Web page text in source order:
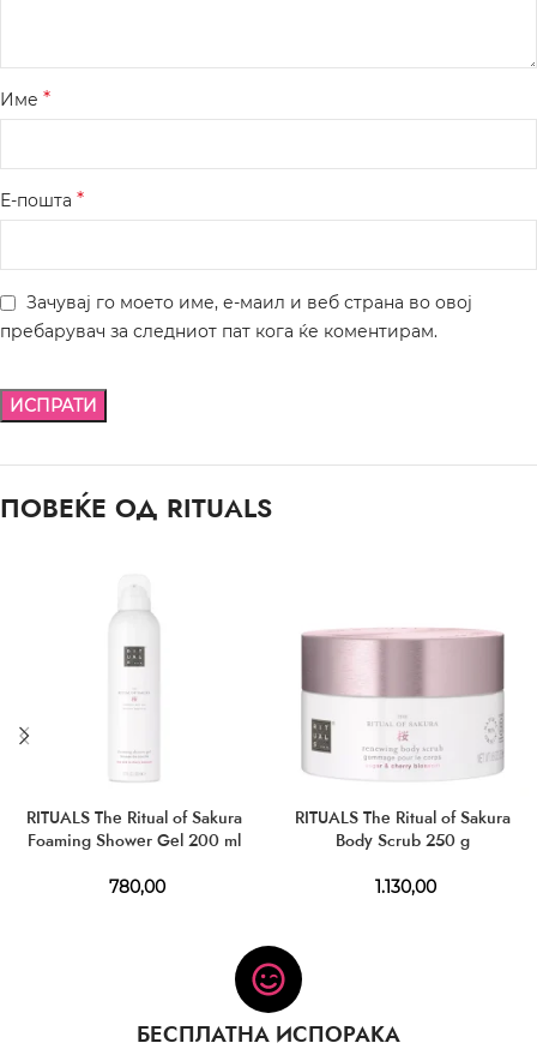
Име *
Е-пошта *
Зачувај го моето име, е-маил и веб страна во овој
пребарувач за следниот пат кога ќе коментирам.
ПОВЕЌЕ ОД RITUALS
RITUALS The Ritual of Sakura
Foaming Shower Gel 200 ml
780,00
RITUALS The Ritual of Sakura
Body Scrub 250 g
1.130,00
БЕСПЛАТНА ИСПОРАКА